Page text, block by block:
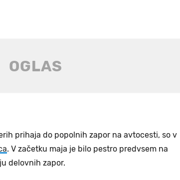
prihaja do popolnih zapor na avtocesti, so v
. V začetku maja je bilo pestro predvsem na
delovnih zapor.